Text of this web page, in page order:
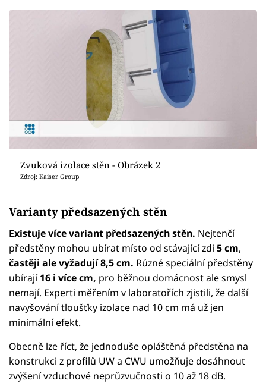
Zvuková izolace stěn - Obrázek 2
Zdroj: Kaiser Group
Varianty předsazených stěn
Existuje více variant předsazených stěn. Nejtenčí
předstěny mohou ubírat místo od stávající zdi 5 cm,
častěji ale vyžadují 8,5 cm. Různé speciální předstěny
ubírají16 i více cm, pro běžnou domácnost ale smysl
nemají. Experti měřením v laboratořích zjistili, že další
navyšování tloušťky izolace nad 10 cm má už jen
minimální efekt.
Obecně lze říct, že jednoduše opláštěná předstěna na
konstrukci z profilů UW a CWU umožňuje dosáhnout
zvýšení vzduchové neprůzvučnosti o 10 až 18 dB.